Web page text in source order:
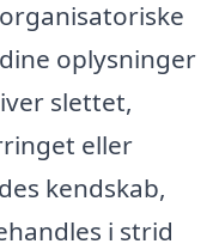
oplysninger
slettet,
eller
kendskab,
i strid